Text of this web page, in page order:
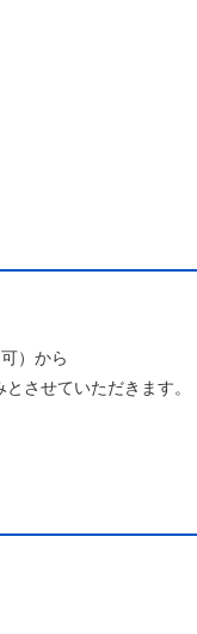
）から
せていただきます。